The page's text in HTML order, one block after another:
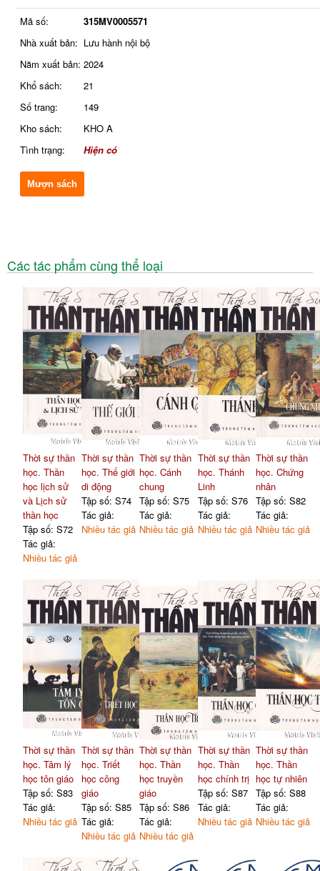
Mã số:
315MV0005571
Nhà xuất bản: Lưu hành nội bộ
Năm xuất bản: 2024
Khổ sách:
21
Số trang:
149
Kho sách:
KHO A
Tình trạng:
Hiện có
Mượn sách
Các tác phẩm cùng thể loại
Thời sự thần
học. Thần
học lịch sử
và Lịch sử
thần học
Tập số: S72
Tác giả:
Nhiều tác giả
Thời sự thần
học. Thế giới
di động
Tập số: S74
Tác giả:
Nhiều tác giả
Thời sự thần
học. Cánh
chung
Tập số: S75
Tác giả:
Nhiều tác giả
Thời sự thần
học. Thánh
Linh
Tập số: S76
Tác giả:
Nhiều tác giả
Thời sự thần
học. Chứng
nhân
Tập số: S82
Tác giả:
Nhiều tác giả
Thời sự thần
học. Tâm lý
học tôn giáo
Tập số: S83
Tác giả:
Nhiều tác giả
Thời sự thần
học. Triết
học công
giáo
Tập số: S85
Tác giả:
Nhiều tác giả
Thời sự thần
học. Thần
học truyền
giáo
Tập số: S86
Tác giả:
Nhiều tác giả
Thời sự thần
học. Thần
học chính trị
Tập số: S87
Tác giả:
Nhiều tác giả
Thời sự thần
học. Thần
học tự nhiên
Tập số: S88
Tác giả:
Nhiều tác giả